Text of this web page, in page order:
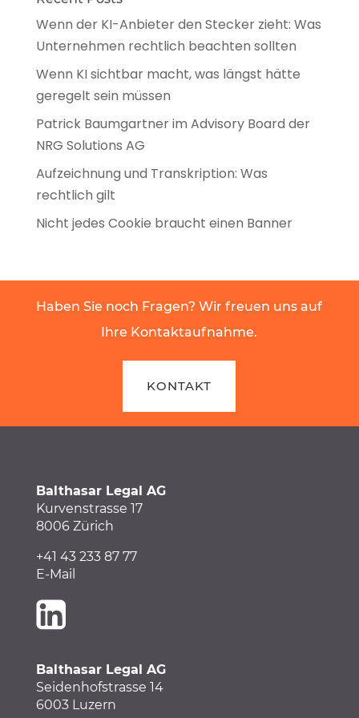
Wenn der KI-Anbieter den Stecker zieht: Was
Unternehmen rechtlich beachten sollten
Wenn KI sichtbar macht, was längst hätte
geregelt sein müssen
Patrick Baumgartner im Advisory Board der
NRG Solutions AG
Aufzeichnung und Transkription: Was
rechtlich gilt
Nicht jedes Cookie braucht einen Banner
Haben Sie noch Fragen? Wir freuen uns auf
Ihre Kontaktaufnahme.
KONTAKT
Balthasar Legal AG
Kurvenstrasse 17
8006 Zürich
+41 43 233 87 77
E-Mail
Balthasar Legal AG
Seidenhofstrasse 14
6003 Luzern